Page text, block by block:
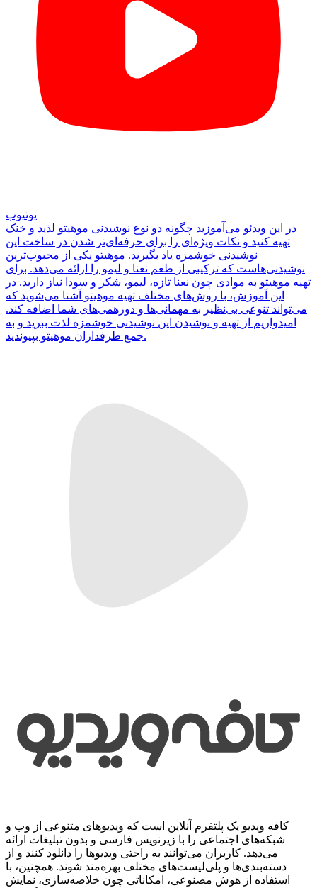
یوتیوب
در این ویدئو می‌آموزید چگونه دو نوع نوشیدنی موهیتو لذیذ و خنک
تهیه کنید و نکات ویژه‌ای را برای حرفه‌ای‌تر شدن در ساخت این
نوشیدنی خوشمزه یاد بگیرید. موهیتو یکی از محبوب‌ترین
نوشیدنی‌هاست که ترکیبی از طعم نعنا و لیمو را ارائه می‌دهد. برای
تهیه موهیتو به موادی چون نعنا تازه، لیمو، شکر و سودا نیاز دارید. در
این آموزش، با روش‌های مختلف تهیه موهیتو آشنا می‌شوید که
می‌تواند تنوعی بی‌نظیر به مهمانی‌ها و دورهمی‌های شما اضافه کند.
امیدواریم از تهیه و نوشیدن این نوشیدنی خوشمزه لذت ببرید و به
جمع طرفداران موهیتو بپیوندید.
کافه ویدیو یک پلتفرم آنلاین است که ویدیوهای متنوعی از وب و
شبکه‌های اجتماعی را با زیرنویس فارسی و بدون تبلیغات ارائه
می‌دهد. کاربران می‌توانند به راحتی ویدیوها را دانلود کنند و از
دسته‌بندی‌ها و پلی‌لیست‌های مختلف بهره‌مند شوند. همچنین، با
استفاده از هوش مصنوعی، امکاناتی چون خلاصه‌سازی، نمایش